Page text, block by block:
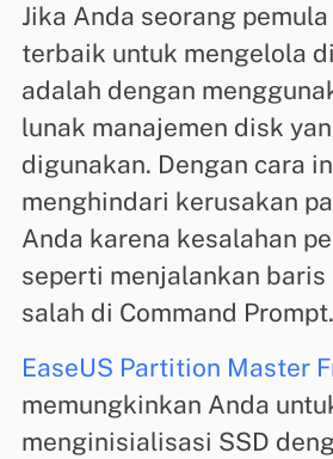
Jika Anda seorang
terbaik untuk mengelola
adalah dengan
lunak manajemen disk
digunakan. Dengan cara
menghindari kerusakan
Anda karena kesalahan
seperti menjalankan baris
salah di Command Prompt.
EaseUS Partition Master
memungkinkan Anda
menginisialisasi SSD